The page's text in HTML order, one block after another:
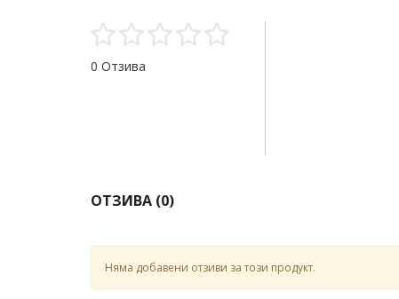
0 Отзива
ОТЗИВА (0)
Няма добавени отзиви за този продукт.